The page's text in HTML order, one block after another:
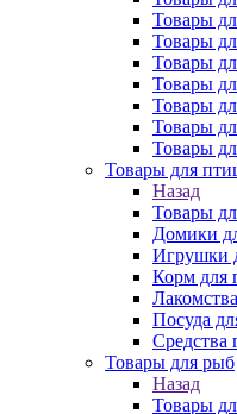
Товары
Товары
Товары
Товары
Товары
Товары
Товары
Товары для
Назад
Товары
Домики
Игрушки
Корм для
Посуда
Средства
Товары для рыб
Назад
Товары